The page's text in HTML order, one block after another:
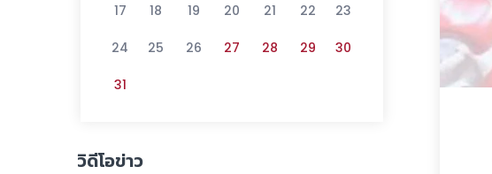
17 18 19 20 21 22 23
24 25 26 27 28 29 30
31
วิดีโอข่าว